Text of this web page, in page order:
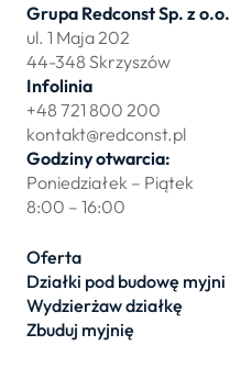
Grupa Redconst Sp. z o.o.
ul. 1 Maja 202
44-348 Skrzyszów
Infolinia
+48 721 800 200
kontakt@redconst.pl
Godziny otwarcia:
Poniedziałek – Piątek
8:00 – 16:00
Oferta
Działki pod budowę myjni
Wydzierżaw działkę
Zbuduj myjnię